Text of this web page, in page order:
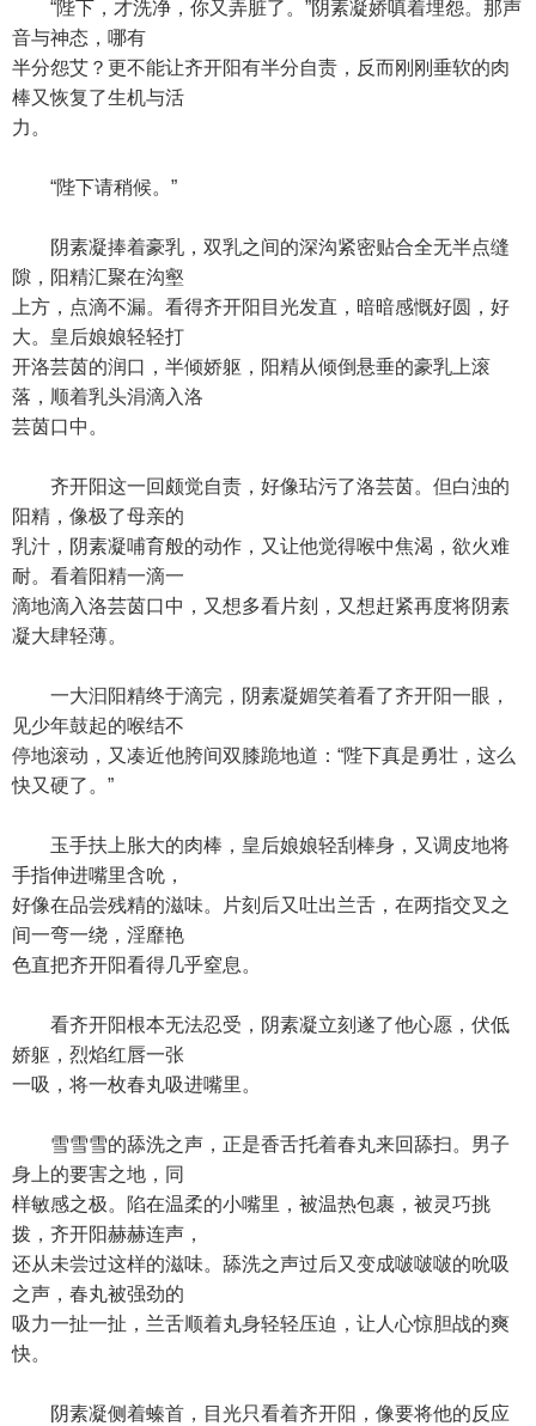
“陛下，才洗净，你又弄脏了。”阴素凝娇嗔着埋怨。那声
音与神态，哪有
半分怨艾？更不能让齐开阳有半分自责，反而刚刚垂软的肉
棒又恢复了生机与活
力。
“陛下请稍候。”
阴素凝捧着豪乳，双乳之间的深沟紧密贴合全无半点缝
隙，阳精汇聚在沟壑
上方，点滴不漏。看得齐开阳目光发直，暗暗感慨好圆，好
大。皇后娘娘轻轻打
开洛芸茵的润口，半倾娇躯，阳精从倾倒悬垂的豪乳上滚
落，顺着乳头涓滴入洛
芸茵口中。
齐开阳这一回颇觉自责，好像玷污了洛芸茵。但白浊的
阳精，像极了母亲的
乳汁，阴素凝哺育般的动作，又让他觉得喉中焦渴，欲火难
耐。看着阳精一滴一
滴地滴入洛芸茵口中，又想多看片刻，又想赶紧再度将阴素
凝大肆轻薄。
一大汩阳精终于滴完，阴素凝媚笑着看了齐开阳一眼，
见少年鼓起的喉结不
停地滚动，又凑近他胯间双膝跪地道：“陛下真是勇壮，这么
快又硬了。”
玉手扶上胀大的肉棒，皇后娘娘轻刮棒身，又调皮地将
手指伸进嘴里含吮，
好像在品尝残精的滋味。片刻后又吐出兰舌，在两指交叉之
间一弯一绕，淫靡艳
色直把齐开阳看得几乎窒息。
看齐开阳根本无法忍受，阴素凝立刻遂了他心愿，伏低
娇躯，烈焰红唇一张
一吸，将一枚春丸吸进嘴里。
雪雪雪的舔洗之声，正是香舌托着春丸来回舔扫。男子
身上的要害之地，同
样敏感之极。陷在温柔的小嘴里，被温热包裹，被灵巧挑
拨，齐开阳赫赫连声，
还从未尝过这样的滋味。舔洗之声过后又变成啵啵啵的吮吸
之声，春丸被强劲的
吸力一扯一扯，兰舌顺着丸身轻轻压迫，让人心惊胆战的爽
快。
阴素凝侧着螓首，目光只看着齐开阳，像要将他的反应